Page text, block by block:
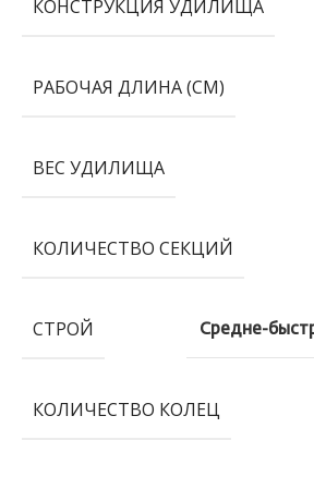
КОНСТРУКЦИЯ УДИЛИЩА
РАБОЧАЯ ДЛИНА (СМ)
ВЕС УДИЛИЩА
КОЛИЧЕСТВО СЕКЦИЙ
СТРОЙ Средне-
КОЛИЧЕСТВО КОЛЕЦ